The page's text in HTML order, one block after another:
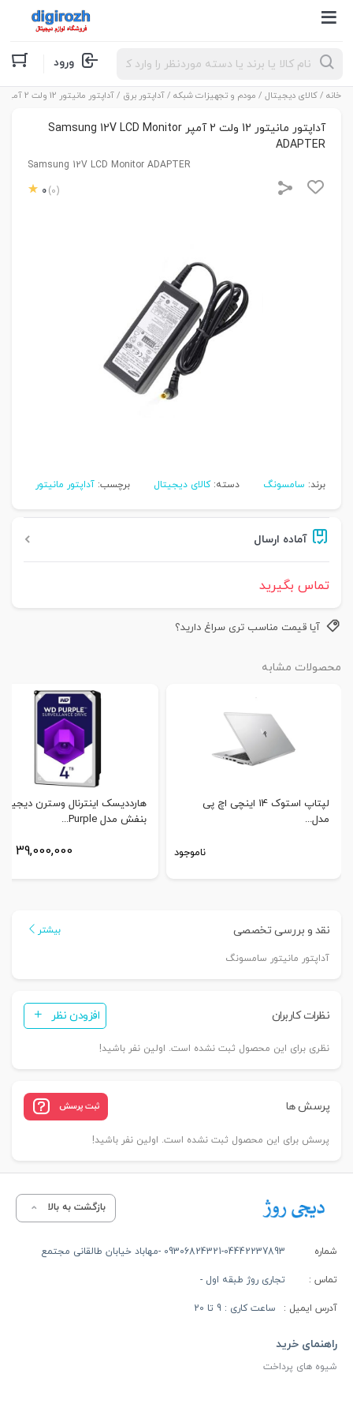
Products
search ورود
خانه /کالای دیجیتال / مودم و تجهیزات شبکه /آداپتور برق / آداپتور مانیتور 12 ولت 2 آمپر Samsung 12V LCD Monitor ADAPTER
آداپتور مانیتور 12 ولت 2 آمپر Samsung 12V LCD Monitor
ADAPTER
Samsung 12V LCD Monitor ADAPTER
0 (0)
برند: سامسونگ دسته:کالای دیجیتال برچسب: آداپتور مانیتور
آماده ارسال
تماس بگیرید
آیا قیمت مناسب تری سراغ دارید؟
محصولات مشابه
لپتاپ استوک 14 اینچی اچ پی
مدل...
ناموجود
هارددیسک اینترنال وسترن
بنفش مدل Purple...
39,000,000
نقد و بررسی تخصصی بیشتر
آداپتور مانیتور سامسونگ
نظرات کاربران افزودن نظر
نظری برای این محصول ثبت نشده است. اولین نفر باشید!
پرسش ها ثبت پرسش
پرسش برای این محصول ثبت نشده است. اولین نفر باشید!
بازگشت به بالا
شماره
تماس :
09306824321-04442237893 -مهاباد خیابان طالقانی مجتمع
تجاری روژ طبقه اول -
آدرس ایمیل : ساعت کاری : 9 تا 20
راهنمای خرید
شیوه های پرداخت